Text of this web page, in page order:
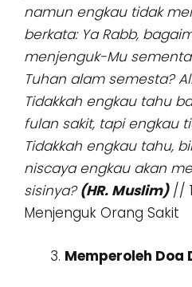
namun engkau tidak
berkata: Ya Rabb,
menjenguk-Mu
Tuhan alam semesta?
Tidakkah engkau tahu
fulan sakit, tapi engkau
Tidakkah engkau tahu,
niscaya engkau akan
sisinya?(HR. Muslim)//
Menjenguk Orang Sakit
Memperoleh